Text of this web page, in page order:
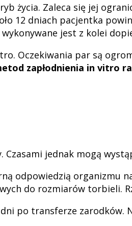
życia. Zaleca się jej
12 dniach pacjentka
jest z kolei
Oczekiwania par są
zapłodnienia in vitro
jednak mogą
odpowiedzią organizmu
do rozmiarów torbieli.
po transferze zarodków.